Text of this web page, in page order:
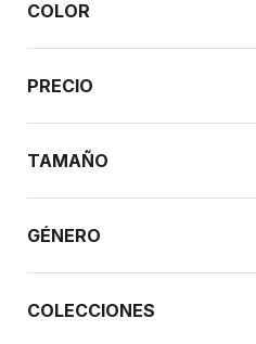
COLOR
PRECIO
TAMAÑO
GÉNERO
COLECCIONES